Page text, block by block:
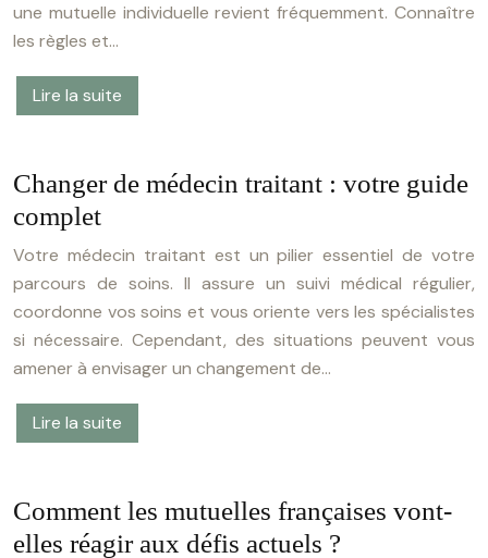
une mutuelle individuelle revient fréquemment. Connaître
les règles et…
Lire la suite
Changer de médecin traitant : votre guide
complet
Votre médecin traitant est un pilier essentiel de votre
parcours de soins. Il assure un suivi médical régulier,
coordonne vos soins et vous oriente vers les spécialistes
si nécessaire. Cependant, des situations peuvent vous
amener à envisager un changement de…
Lire la suite
Comment les mutuelles françaises vont-
elles réagir aux défis actuels ?